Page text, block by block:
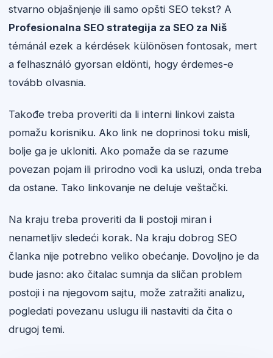
stvarno objašnjenje ili samo opšti SEO tekst? A
Profesionalna SEO strategija za SEO za Niš
témánál ezek a kérdések különösen fontosak, mert
a felhasználó gyorsan eldönti, hogy érdemes-e
tovább olvasnia.
Takođe treba proveriti da li interni linkovi zaista
pomažu korisniku. Ako link ne doprinosi toku misli,
bolje ga je ukloniti. Ako pomaže da se razume
povezan pojam ili prirodno vodi ka usluzi, onda treba
da ostane. Tako linkovanje ne deluje veštački.
Na kraju treba proveriti da li postoji miran i
nenametljiv sledeći korak. Na kraju dobrog SEO
članka nije potrebno veliko obećanje. Dovoljno je da
bude jasno: ako čitalac sumnja da sličan problem
postoji i na njegovom sajtu, može zatražiti analizu,
pogledati povezanu uslugu ili nastaviti da čita o
drugoj temi.